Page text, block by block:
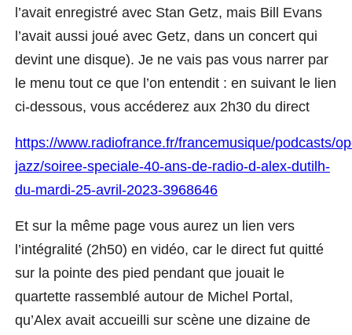
l’avait enregistré avec Stan Getz, mais Bill Evans
l’avait aussi joué avec Getz, dans un concert qui
devint une disque). Je ne vais pas vous narrer par
le menu tout ce que l’on entendit : en suivant le lien
ci-dessous, vous accéderez aux 2h30 du direct
https://www.radiofrance.fr/francemusique/podcasts/
jazz/soiree-speciale-40-ans-de-radio-d-alex-dutilh-
du-mardi-25-avril-2023-3968646
Et sur la même page vous aurez un lien vers
l’intégralité (2h50) en vidéo, car le direct fut quitté
sur la pointe des pied pendant que jouait le
quartette rassemblé autour de Michel Portal,
qu’Alex avait accueilli sur scène une dizaine de